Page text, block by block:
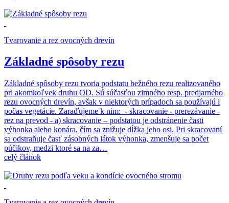
Tvarovanie a rez ovocných drevín
Základné spôsoby rezu
Základné spôsoby rezu tvoria podstatu bežného rezu realizovaného
pri akomkoľvek druhu OD. Sú súčasťou zimného resp. predjarného
rezu ovocných drevín, avšak v niektorých prípadoch sa používajú i
počas vegetácie. Zaraďujeme k nim: - skracovanie - prerezávanie -
rez na prevod - a) skracovanie – podstatou je odstránenie časti
výhonka alebo konára, čím sa znižuje dĺžka jeho osi. Pri skracovaní
sa odstraňuje časť zásobných látok výhonka, zmenšuje sa počet
púčikov, medzi ktoré sa na za…
celý článok